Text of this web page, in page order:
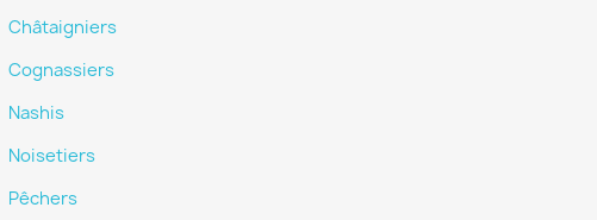
Châtaigniers
Cognassiers
Nashis
Noisetiers
Pêchers